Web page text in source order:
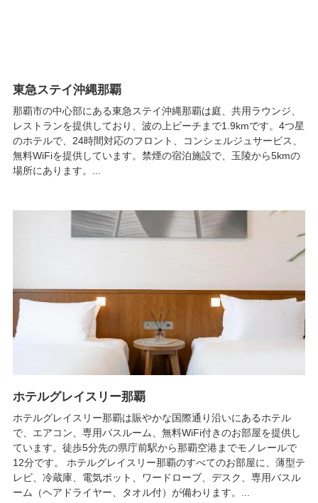
東急ステイ沖縄那覇
那覇市の中心部にある東急ステイ沖縄那覇は庭、共用ラウンジ、
レストランを提供しており、波の上ビーチまで1.9kmです。4つ星
のホテルで、24時間対応のフロント、コンシェルジュサービス、
無料WiFiを提供しています。禁煙の宿泊施設で、玉陵から5kmの
場所にあります。...
ホテルグレイスリー那覇
ホテルグレイスリー那覇は賑やかな国際通り沿いにあるホテル
で、エアコン、専用バスルーム、無料WiFi付きのお部屋を提供し
ています。徒歩5分先の県庁前駅から那覇空港までモノレールで
12分です。 ホテルグレイスリー那覇のすべてのお部屋に、薄型テ
レビ、冷蔵庫、電気ポット、ワードローブ、デスク、専用バスル
ーム（ヘアドライヤー、タオル付）が備わります。...